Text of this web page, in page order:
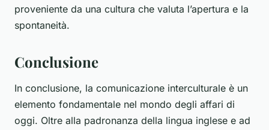
proveniente da una cultura che valuta l’apertura e la
spontaneità.
Conclusione
In conclusione, la comunicazione interculturale è un
elemento fondamentale nel mondo degli affari di
oggi. Oltre alla padronanza della lingua inglese e ad